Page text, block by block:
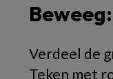
Verdeel de
Teken met